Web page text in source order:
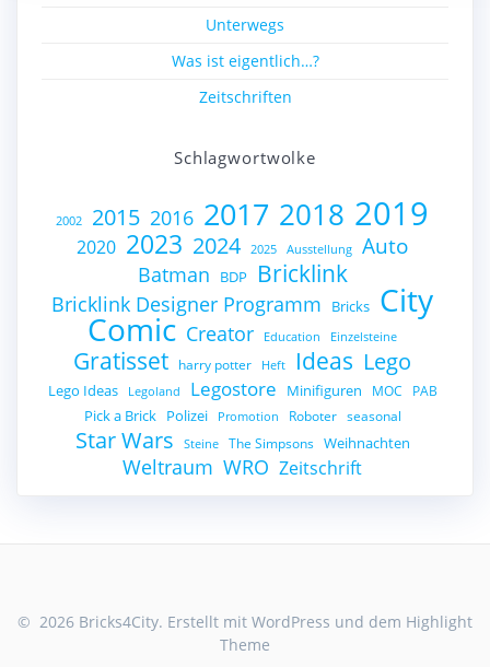
Unterwegs
Was ist eigentlich…?
Zeitschriften
Schlagwortwolke
2002 2015 2016 2017 2018 2019
2020 2023 2024 2025 Ausstellung Auto
Batman BDP Bricklink
Bricklink Designer Programm Bricks City
Comic Creator Education Einzelsteine
Gratisset harry potter Heft Ideas Lego
Lego Ideas Legoland Legostore Minifiguren MOC PAB
Pick a Brick Polizei Promotion Roboter seasonal
Star Wars Steine The Simpsons Weihnachten
Weltraum WRO Zeitschrift
© 2026 Bricks4City. Erstellt mit WordPress und dem Highlight
Theme